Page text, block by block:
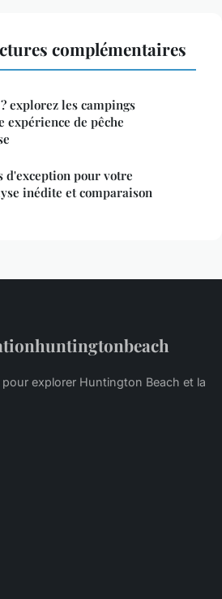
complémentaires
explorez les campings
expérience de pêche
d'exception pour votre
inédite et comparaison
explorer Huntington Beach et la